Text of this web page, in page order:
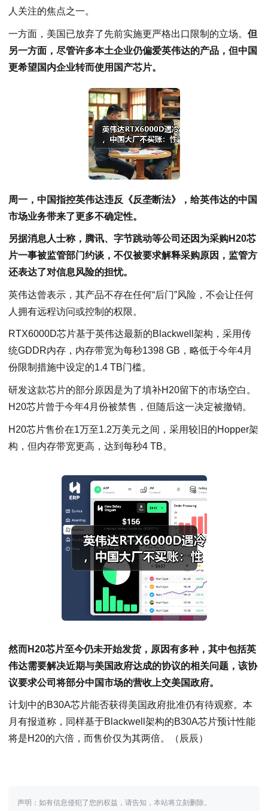
人关注的焦点之一。
一方面，美国已放弃了先前实施更严格出口限制的立场。 但
另一方面，尽管许多本土企业仍偏爱英伟达的产品，但中国
更希望国内企业转而使用国产芯片。
周一，中国指控英伟达违反《反垄断法》，给英伟达的中国
市场业务带来了更多不确定性。
另据消息人士称，腾讯、字节跳动等公司还因为采购H20芯
片一事被监管部门约谈，不仅被要求解释采购原因，监管方
还表达了对信息风险的担忧。
英伟达曾表示，其产品不存在任何“后门”风险，不会让任何
人拥有远程访问或控制的权限。
RTX6000D芯片基于英伟达最新的Blackwell架构，采用传
统GDDR内存，内存带宽为每秒1398 GB，略低于今年4月
份限制措施中设定的1.4 TB门槛。
研发这款芯片的部分原因是为了填补H20留下的市场空白。
H20芯片曾于今年4月份被禁售，但随后这一决定被撤销。
H20芯片售价在1万至1.2万美元之间，采用较旧的Hopper架
构，但内存带宽更高，达到每秒4 TB。
然而H20芯片至今仍未开始发货，原因有多种，其中包括英
伟达需要解决近期与美国政府达成的协议的相关问题，该协
议要求公司将部分中国市场的营收上交美国政府。
计划中的B30A芯片能否获得美国政府批准仍有待观察。本
月有报道称，同样基于Blackwell架构的B30A芯片预计性能
将是H20的六倍，而售价仅为其两倍。
（ 辰辰）
声明：如有信息侵犯了您的权益，请告知，本站将立刻删除。